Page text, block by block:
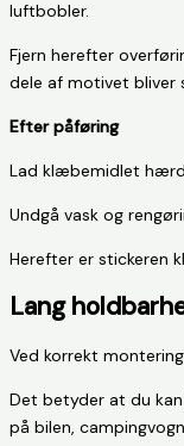
luftbobler.
Fjern herefter
dele af motivet bliver
Efter påføring
Lad klæbemidlet
Undgå vask og
Herefter er stickeren
Lang
Ved korrekt
Det betyder at du
på bilen,